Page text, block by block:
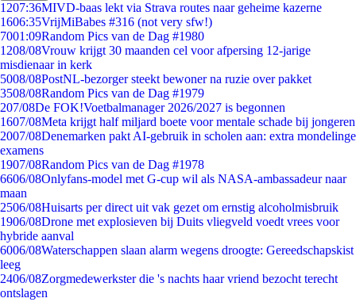
1207:36MIVD-baas lekt via Strava routes naar geheime kazerne
1606:35VrijMiBabes #316 (not very sfw!)
7001:09Random Pics van de Dag #1980
1208/08Vrouw krijgt 30 maanden cel voor afpersing 12-jarige
misdienaar in kerk
5008/08PostNL-bezorger steekt bewoner na ruzie over pakket
3508/08Random Pics van de Dag #1979
207/08De FOK!Voetbalmanager 2026/2027 is begonnen
1607/08Meta krijgt half miljard boete voor mentale schade bij jongeren
2007/08Denemarken pakt AI-gebruik in scholen aan: extra mondelinge
examens
1907/08Random Pics van de Dag #1978
6606/08Onlyfans-model met G-cup wil als NASA-ambassadeur naar
maan
2506/08Huisarts per direct uit vak gezet om ernstig alcoholmisbruik
1906/08Drone met explosieven bij Duits vliegveld voedt vrees voor
hybride aanval
6006/08Waterschappen slaan alarm wegens droogte: Gereedschapskist
leeg
2406/08Zorgmedewerkster die 's nachts haar vriend bezocht terecht
ontslagen